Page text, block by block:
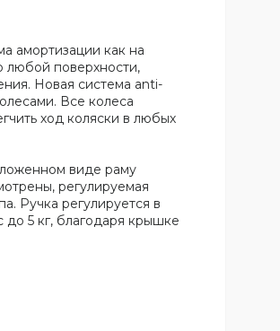
амортизации как на
любой поверхности,
Новая система anti-
Все колеса
ход коляски в любых
виде раму
регулируемая
Ручка регулируется в
5 кг, благодаря крышке